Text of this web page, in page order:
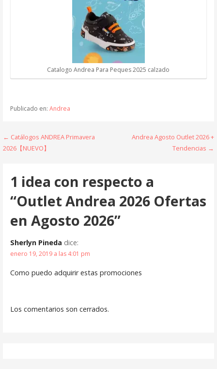
Catalogo Andrea Para Peques 2025 calzado
Publicado en: Andrea
Navegación
entradas
← Catálogos ANDREA Primavera
2026【NUEVO】
Andrea Agosto Outlet 2026 +
Tendencias →
1 idea con respecto a
“Outlet Andrea 2026 Ofertas
en Agosto 2026”
Sherlyn Pineda dice:
enero 19, 2019 a las 4:01 pm
Como puedo adquirir estas promociones
Los comentarios son cerrados.